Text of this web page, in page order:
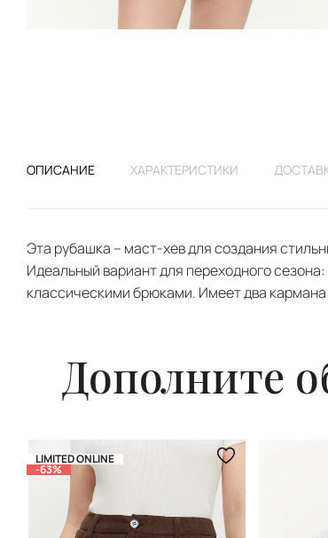
ОПИСАНИЕ ХАРАКТЕРИСТИКИ
Эта рубашка – маст-хев для создания
Идеальный вариант для переходного
классическими брюками. Имеет два
Дополните
LIMITED ONLINE
-63%